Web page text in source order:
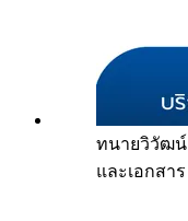
ทนายวิวัฒน์
และเอกสาร